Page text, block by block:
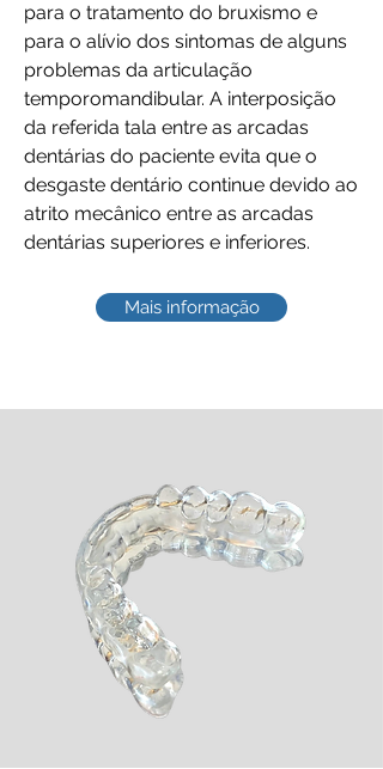
para o tratamento do bruxismo e
para o alívio dos sintomas de alguns
problemas da articulação
temporomandibular. A interposição
da referida tala entre as arcadas
dentárias do paciente evita que o
desgaste dentário continue devido ao
atrito mecânico entre as arcadas
dentárias superiores e inferiores.
Mais informação